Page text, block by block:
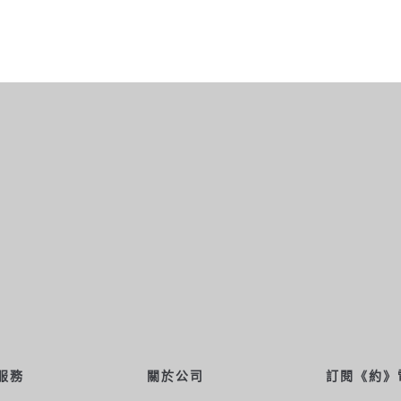
務 關於公司 訂閱《約